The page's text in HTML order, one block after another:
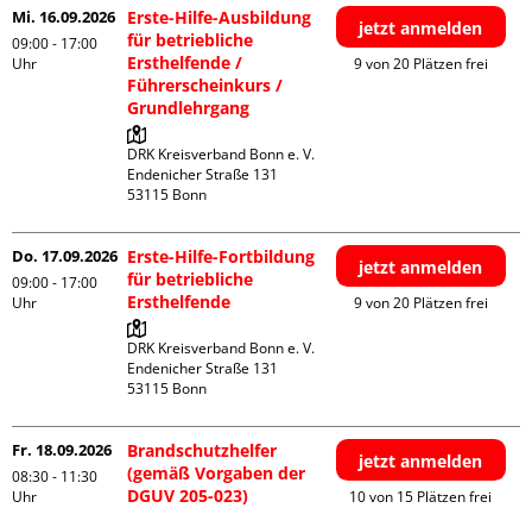
Mi. 16.09.2026
09:00 - 17:00
Uhr
Erste-Hilfe-Ausbildung
für betriebliche
Ersthelfende /
Führerscheinkurs /
Grundlehrgang
DRK Kreisverband Bonn e. V.
Endenicher Straße 131
jetzt anmelden
9 von 20 Plätzen frei
Do. 17.09.2026
09:00 - 17:00
Uhr
Erste-Hilfe-Fortbildung
für betriebliche
Ersthelfende
DRK Kreisverband Bonn e. V.
Endenicher Straße 131
jetzt anmelden
9 von 20 Plätzen frei
Fr. 18.09.2026
08:30 - 11:30
Uhr
Brandschutzhelfer
(gemäß Vorgaben der
DGUV 205-023)
jetzt anmelden
10 von 15 Plätzen frei